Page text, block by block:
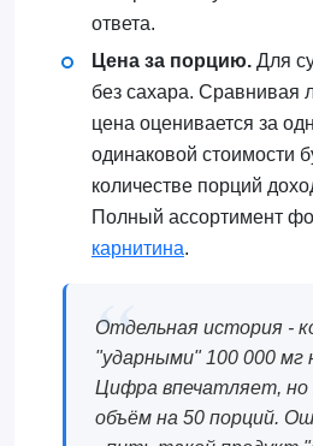
ответа.
Цена за порцию.Для
без сахара. Сравнивая
цена оценивается за
одинаковой стоимости
количестве порций
Полный ассортимент
карнитина.
Отдельная история -
"ударными" 100 000 мг
Цифра впечатляет,
объём на 50 порций.